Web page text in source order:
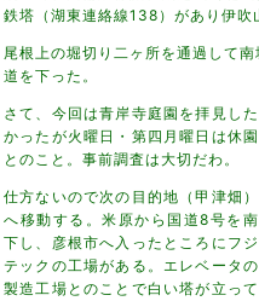
鉄塔（湖東連絡線138）があり伊吹
尾根上の堀切り二ヶ所を通過して
道を下った。
さて、今回は青岸寺庭園を拝見した
かったが火曜日・第四月曜日は休園
とのこと。事前調査は大切だわ。
仕方ないので次の目的地（甲津畑）
へ移動する。米原から国道8号を南
下し、彦根市へ入ったところにフジ
テックの工場がある。エレベータの
製造工場とのことで白い塔が立って